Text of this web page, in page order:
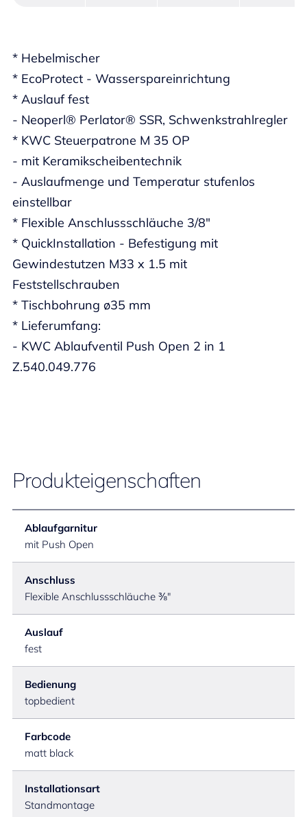
* Hebelmischer
* EcoProtect - Wasserspareinrichtung
* Auslauf fest
- Neoperl® Perlator® SSR, Schwenkstrahlregler
* KWC Steuerpatrone M 35 OP
- mit Keramikscheibentechnik
- Auslaufmenge und Temperatur stufenlos
einstellbar
* Flexible Anschlussschläuche 3/8"
* QuickInstallation - Befestigung mit
Gewindestutzen M33 x 1.5 mit
Feststellschrauben
* Tischbohrung ø35 mm
* Lieferumfang:
- KWC Ablaufventil Push Open 2 in 1
Z.540.049.776
Produkteigenschaften
Ablaufgarnitur
mit Push Open
Anschluss
Flexible Anschlussschläuche ⅜"
Auslauf
fest
Bedienung
topbedient
Farbcode
matt black
Installationsart
Standmontage